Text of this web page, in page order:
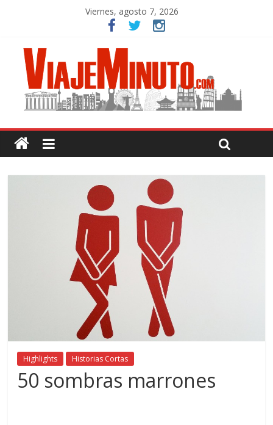
Viernes, agosto 7, 2026
Highlights Historias Cortas
50 sombras marrones